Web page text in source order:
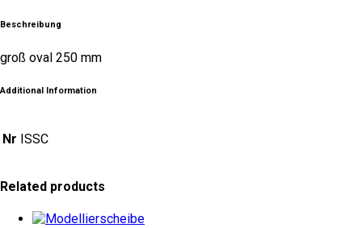
Beschreibung
groß oval 250 mm
Additional Information
Nr ISSC
Related products